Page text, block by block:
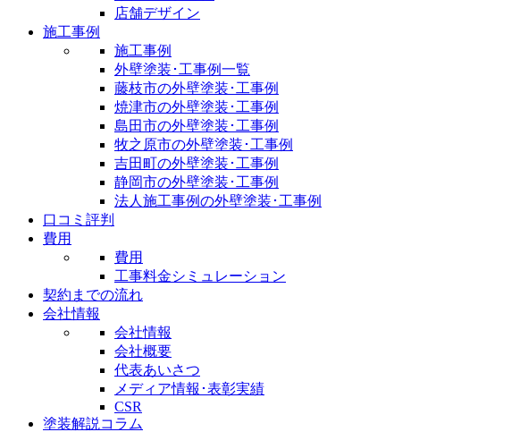
店舗デザイン
施工事例
施工事例
外壁塗装･工事例一覧
藤枝市の外壁塗装･工事例
焼津市の外壁塗装･工事例
島田市の外壁塗装･工事例
牧之原市の外壁塗装･工事例
吉田町の外壁塗装･工事例
静岡市の外壁塗装･工事例
法人施工事例の外壁塗装･工事例
口コミ評判
費用
費用
工事料金シミュレーション
契約までの流れ
会社情報
会社情報
会社概要
代表あいさつ
メディア情報･表彰実績
CSR
塗装解説コラム